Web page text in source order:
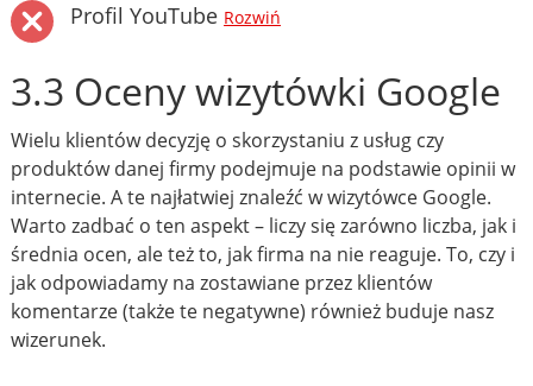
Profil YouTube Rozwiń
3.3 Oceny wizytówki Google
Wielu klientów decyzję o skorzystaniu z usług czy
produktów danej firmy podejmuje na podstawie opinii w
internecie. A te najłatwiej znaleźć w wizytówce Google.
Warto zadbać o ten aspekt – liczy się zarówno liczba, jak i
średnia ocen, ale też to, jak firma na nie reaguje. To, czy i
jak odpowiadamy na zostawiane przez klientów
komentarze (także te negatywne) również buduje nasz
wizerunek.